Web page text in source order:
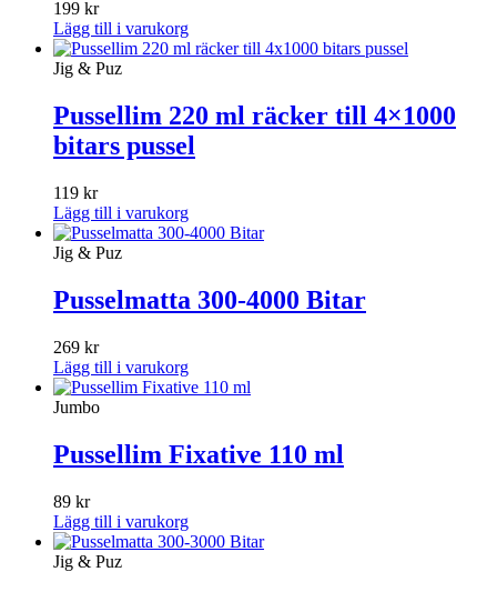
199 kr
Lägg till i varukorg
Jig & Puz
Pussellim 220 ml räcker till 4×1000
bitars pussel
119 kr
Lägg till i varukorg
Jig & Puz
Pusselmatta 300-4000 Bitar
269 kr
Lägg till i varukorg
Jumbo
Pussellim Fixative 110 ml
89 kr
Lägg till i varukorg
Jig & Puz